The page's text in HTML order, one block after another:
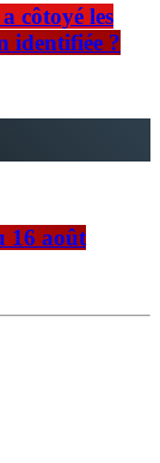
côtoyé les
identifiée ?
16 août